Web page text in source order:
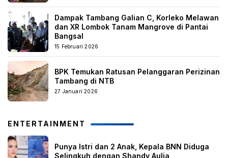
Dampak Tambang Galian C, Korleko Melawan
dan XR Lombok Tanam Mangrove di Pantai
Bangsal
15 Februari 2026
BPK Temukan Ratusan Pelanggaran Perizinan
Tambang di NTB
27 Januari 2026
ENTERTAINMENT
Punya Istri dan 2 Anak, Kepala BNN Diduga
Selingkuh dengan Shandy Aulia